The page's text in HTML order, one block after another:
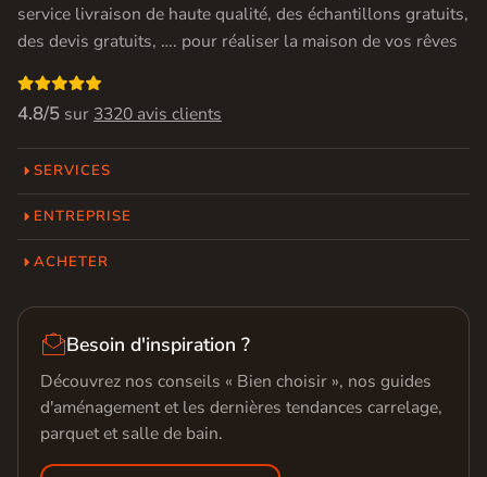
service livraison de haute qualité, des échantillons gratuits,
des devis gratuits, …. pour réaliser la maison de vos rêves

4.8/5 sur 3320 avis clients
SERVICES
ENTREPRISE
ACHETER
Besoin d'inspiration ?
Découvrez nos conseils « Bien choisir », nos guides
d'aménagement et les dernières tendances carrelage,
parquet et salle de bain.